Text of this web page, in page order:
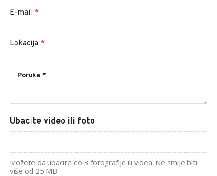
E-mail *
Lokacija *
Ubacite video ili foto
Možete da ubacite do 3 fotografije ili videa. Ne smije biti
više od 25 MB.